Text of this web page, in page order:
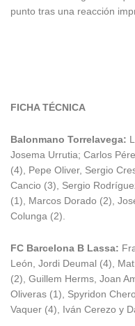
punto tras una reacción
FICHA TÉCNICA
Balonmano Torrelavega:
Josema Urrutia; Carlos
(4), Pepe Oliver, Sergio
Cancio (3), Sergio
(1), Marcos Dorado (2),
Colunga (2).
FC Barcelona B Lassa:
León, Jordi Deumal (4),
(2), Guillem Herms, Joan
Oliveras (1), Spyridon
Vaquer (4), Iván Cerezo y